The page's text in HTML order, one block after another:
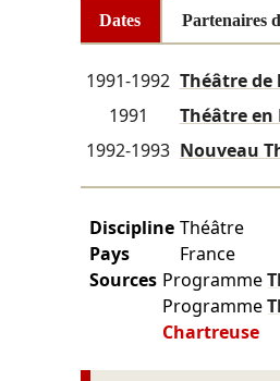
Dates Partenaires
1991-1992 Théâtre de
1991 Théâtre en
1992-1993 Nouveau
Discipline Théâtre
Pays
France
Sources Programme
Programme
Chartreuse